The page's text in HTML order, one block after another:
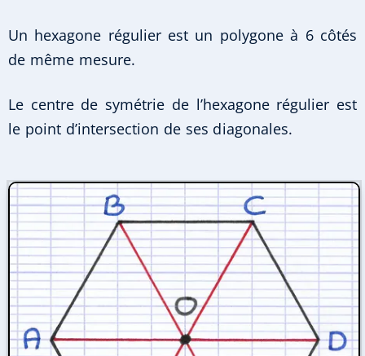
Un hexagone régulier est un polygone à 6 côtés
de même mesure.
Le centre de symétrie de l’hexagone régulier est
le point d’intersection de ses diagonales.